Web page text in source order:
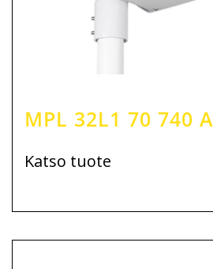
Pakkauskoko1: 1
MPL 32L1 70 740
Katso tuote